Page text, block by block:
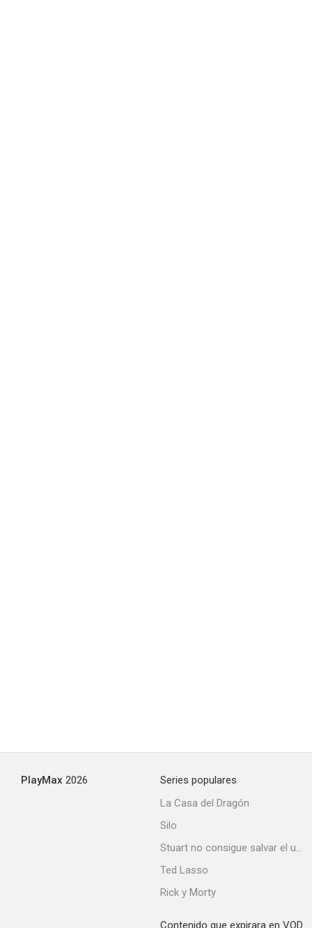
PlayMax 2026
Series populares
La Casa del Dragón
Silo
Stuart no consigue salvar el universo
Ted Lasso
Rick y Morty
Contenido que expirara en VOD